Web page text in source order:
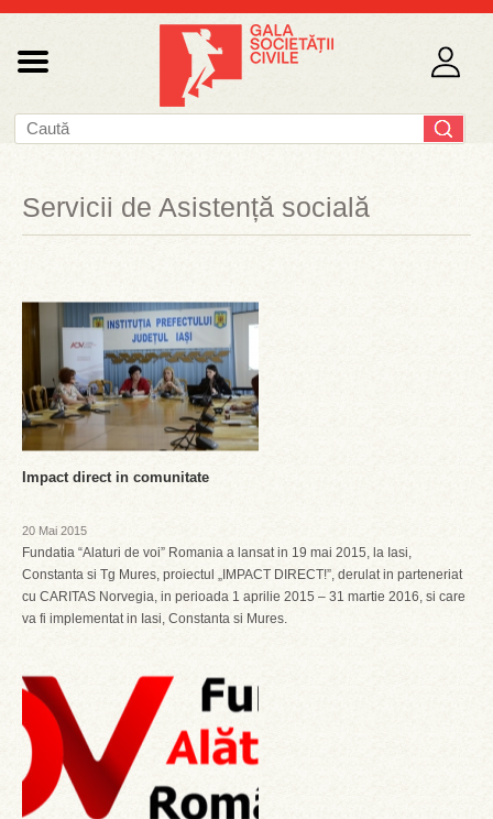
Servicii de Asistență socială
Impact direct in comunitate
20 Mai 2015
Fundatia “Alaturi de voi” Romania a lansat in 19 mai 2015, la Iasi,
Constanta si Tg Mures, proiectul „IMPACT DIRECT!”, derulat in parteneriat
cu CARITAS Norvegia, in perioada 1 aprilie 2015 – 31 martie 2016, si care
va fi implementat in Iasi, Constanta si Mures.